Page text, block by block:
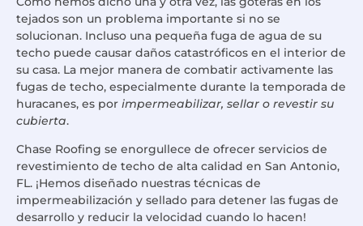
tejados son un problema importante si no se
solucionan. Incluso una pequeña fuga de agua de su
techo puede causar daños catastróficos en el interior de
su casa. La mejor manera de combatir activamente las
fugas de techo, especialmente durante la temporada de
huracanes, es por impermeabilizar, sellar o revestir su
cubierta.
Chase Roofing se enorgullece de ofrecer servicios de
revestimiento de techo de alta calidad en San Antonio,
FL. ¡Hemos diseñado nuestras técnicas de
impermeabilización y sellado para detener las fugas de
desarrollo y reducir la velocidad cuando lo hacen!